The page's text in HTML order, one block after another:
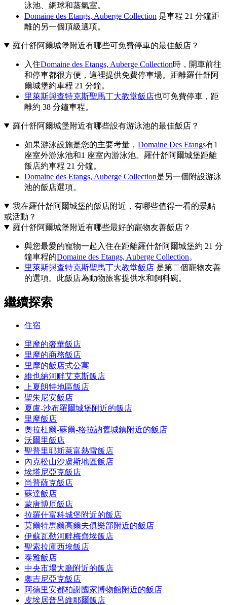
泳池、網球和蒸氣室。
Domaine des Etangs, Auberge Collection 是車程 21 分鐘距
離的另一個頂級選項。
羅什舒阿爾城堡附近有哪些可免費停車的最佳飯店？
入住Domaine des Etangs, Auberge Collection時，開車前往
和停車都很方便，這裡提供免費停車場。距離羅什舒阿
爾城堡約車程 21 分鐘。
里萊斯與查特克斯聖馬丁大教堂飯店也可免費停車，距
離約 38 分鐘車程。
羅什舒阿爾城堡附近有哪些設有游泳池的最佳飯店？
如果游泳設施是您的主要考量， Domaine Des Etangs有1
座室外游泳池和1 座室內游泳池。羅什舒阿爾城堡距離
飯店約車程 21 分鐘。
Domaine des Etangs, Auberge Collection是另一個附設游泳
池的飯店選項。
我在羅什舒阿爾城堡的飯店附近，有哪些值得一看的景點
或活動？
羅什舒阿爾城堡附近有哪些最好的寵物友善飯店？
與您最愛的寵物一起入住在距離羅什舒阿爾城堡約 21 分
鐘車程的Domaine des Etangs, Auberge Collection。
里萊斯與查特克斯聖馬丁大教堂飯店 是第二個寵物友善
的選項。此飯店為動物旅客提供水和飼料碗。
繼續探索
住宿
里摩的奢華飯店
里摩的商務飯店
里摩的飯店式公寓
維也納河畔艾克斯飯店
上夏朗特地區飯店
聖朱尼安飯店
夏盧-沙布羅爾城堡附近的飯店
里摩飯店
奧拉杜爾-蘇爾-格拉訥舊城鎮附近的飯店
沃爾里飯店
聖普里耶斯萊富熱雷飯店
內克松山沙盧斯地區飯店
埃塔尼亞克飯店
尚普薩克飯店
蘇達飯店
蒙唐博厄飯店
拉羅什富科城堡附近的飯店
莫爾特馬爾高爾夫俱樂部附近的飯店
伊蘇瓦勒河畔梅齊埃飯店
聖索拉庫西埃飯店
泰雅飯店
中央市場大廳附近的飯店
奧吉尼亞克飯店
阿德里安都柏謝國家博物館附近的飯店
皮埃居普呂維耶爾飯店